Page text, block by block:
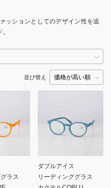
ッションとしてのデザイン性を追
並び替え
ラス
ダブルアイス
リーディンググラス